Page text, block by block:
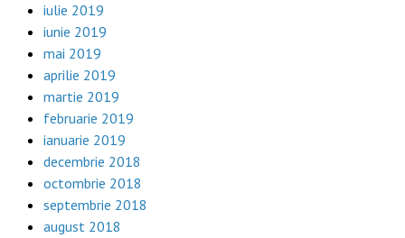
iulie 2019
iunie 2019
mai 2019
aprilie 2019
martie 2019
februarie 2019
ianuarie 2019
decembrie 2018
octombrie 2018
septembrie 2018
august 2018